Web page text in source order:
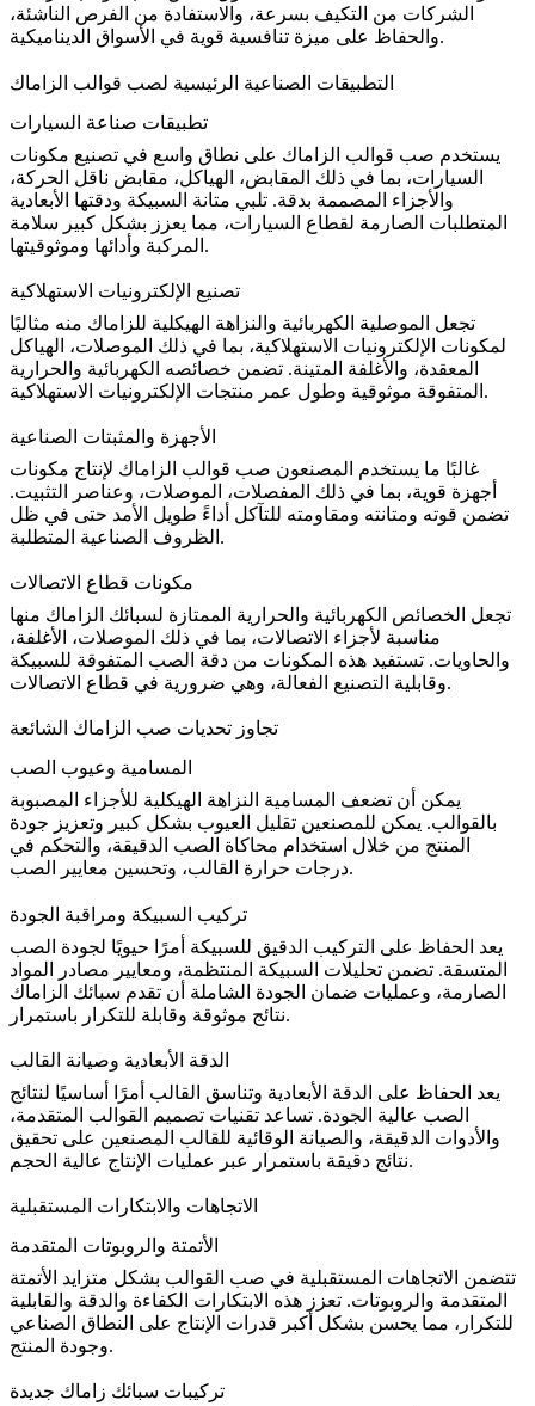
الشركات من التكيف بسرعة، والاستفادة من الفرص الناشئة،
والحفاظ على ميزة تنافسية قوية في الأسواق الديناميكية.
التطبيقات الصناعية الرئيسية لصب قوالب الزاماك
تطبيقات صناعة السيارات
يستخدم صب قوالب الزاماك على نطاق واسع في تصنيع مكونات
السيارات، بما في ذلك المقابض، الهياكل، مقابض ناقل الحركة،
والأجزاء المصممة بدقة. تلبي متانة السبيكة ودقتها الأبعادية
المتطلبات الصارمة لقطاع السيارات، مما يعزز بشكل كبير سلامة
المركبة وأدائها وموثوقيتها.
تصنيع الإلكترونيات الاستهلاكية
تجعل الموصلية الكهربائية والنزاهة الهيكلية للزاماك منه مثاليًا
لمكونات الإلكترونيات الاستهلاكية، بما في ذلك الموصلات، الهياكل
المعقدة، والأغلفة المتينة. تضمن خصائصه الكهربائية والحرارية
المتفوقة موثوقية وطول عمر منتجات الإلكترونيات الاستهلاكية .
الأجهزة والمثبتات الصناعية
غالبًا ما يستخدم المصنعون صب قوالب الزاماك لإنتاج مكونات
أجهزة قوية، بما في ذلك المفصلات، الموصلات، وعناصر التثبيت.
تضمن قوته ومتانته ومقاومته للتآكل أداءً طويل الأمد حتى في ظل
الظروف الصناعية المتطلبة.
مكونات قطاع الاتصالات
تجعل الخصائص الكهربائية والحرارية الممتازة لسبائك الزاماك منها
مناسبة لأجزاء الاتصالات، بما في ذلك الموصلات، الأغلفة،
والحاويات. تستفيد هذه المكونات من دقة الصب المتفوقة للسبيكة
وقابلية التصنيع الفعالة، وهي ضرورية في قطاع الاتصالات .
تجاوز تحديات صب الزاماك الشائعة
المسامية وعيوب الصب
يمكن أن تضعف المسامية النزاهة الهيكلية للأجزاء المصبوبة
بالقوالب. يمكن للمصنعين تقليل العيوب بشكل كبير وتعزيز جودة
المنتج من خلال استخدام محاكاة الصب الدقيقة، والتحكم في
درجات حرارة القالب، وتحسين معايير الصب.
تركيب السبيكة ومراقبة الجودة
يعد الحفاظ على التركيب الدقيق للسبيكة أمرًا حيويًا لجودة الصب
المتسقة. تضمن تحليلات السبيكة المنتظمة، ومعايير مصادر المواد
الصارمة، وعمليات ضمان الجودة الشاملة أن تقدم سبائك الزاماك
نتائج موثوقة وقابلة للتكرار باستمرار.
الدقة الأبعادية وصيانة القالب
يعد الحفاظ على الدقة الأبعادية وتناسق القالب أمرًا أساسيًا لنتائج
الصب عالية الجودة. تساعد تقنيات تصميم القوالب المتقدمة،
والأدوات الدقيقة، والصيانة الوقائية للقالب المصنعين على تحقيق
نتائج دقيقة باستمرار عبر عمليات الإنتاج عالية الحجم.
الاتجاهات والابتكارات المستقبلية
الأتمتة والروبوتات المتقدمة
تتضمن الاتجاهات المستقبلية في صب القوالب بشكل متزايد الأتمتة
المتقدمة والروبوتات. تعزز هذه الابتكارات الكفاءة والدقة والقابلية
للتكرار، مما يحسن بشكل أكبر قدرات الإنتاج على النطاق الصناعي
وجودة المنتج.
تركيبات سبائك زاماك جديدة